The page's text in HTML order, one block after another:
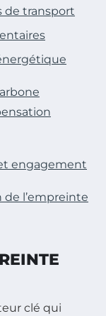
de transport
engagement
de l’empreinte
clé qui